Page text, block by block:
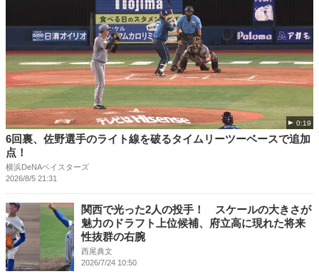
0:19
6回裏、佐野選手のライト線を破るタイムリーツーベースで追加
点！
横浜DeNAベイスターズ
2026/8/5 21:31
関西で光った2人の投手！ スケールの大きさが
魅力のドラフト上位候補、府立高に現れた将来
性抜群の右腕
西尾典文
2026/7/24 10:50